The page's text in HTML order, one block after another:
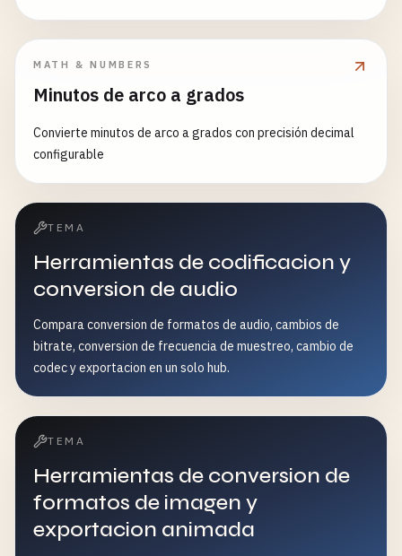
MATH & NUMBERS
Minutos de arco a grados
Convierte minutos de arco a grados con precisión decimal
configurable
TEMA
Herramientas de codificacion y
conversion de audio
Compara conversion de formatos de audio, cambios de
bitrate, conversion de frecuencia de muestreo, cambio de
codec y exportacion en un solo hub.
TEMA
Herramientas de conversion de
formatos de imagen y
exportacion animada